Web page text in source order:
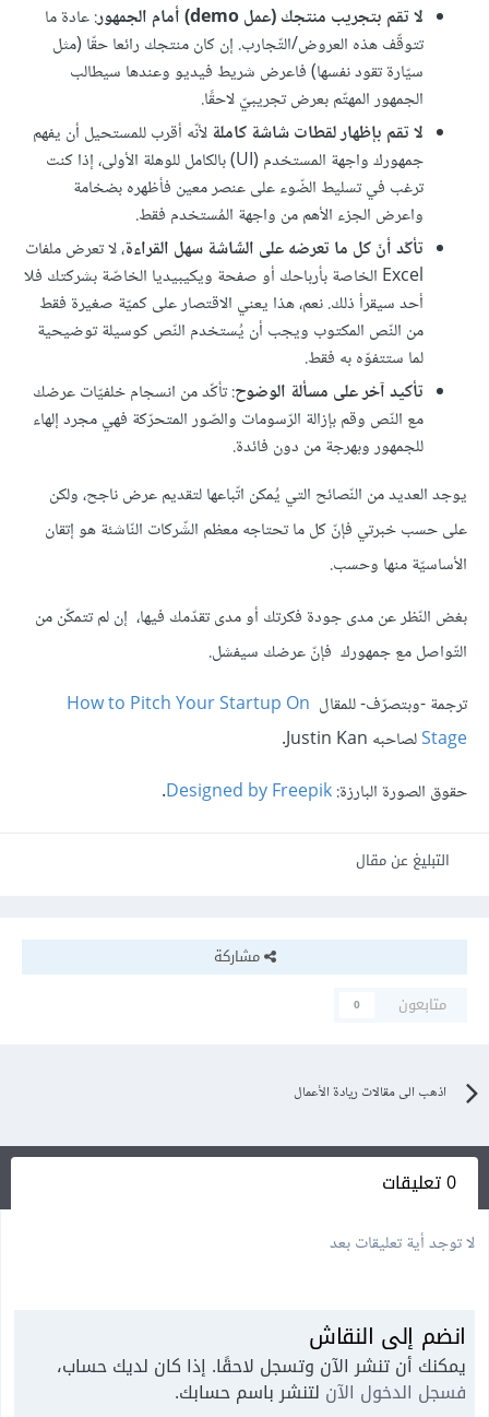
لا تقم بتجريب منتجك (عمل demo) أمام الجمهور
: عادة ما
تتوقّف هذه العروض/التّجارب. إن كان منتجك رائعا حقّا (مثل
سيّارة تقود نفسها) فاعرض شريط فيديو وعندها سيطالب
الجمهور المهتّم بعرض تجريبيّ لاحقًا.
لا تقم بإظهار لقطات شاشة كاملة لأنّه أقرب للمستحيل أن يفهم
جمهورك واجهة المستخدم (UI) بالكامل للوهلة الأولى، إذا كنت
ترغب في تسليط الضّوء على عنصر معين فأظهره بضخامة
واعرض الجزء الأهم من واجهة المُستخدم فقط.
تأكّد أنّ كل ما تعرضه على الشّاشة سهل القراءة، لا تعرض ملفات
Excel الخاصة بأرباحك أو صفحة ويكيبيديا الخاصّة بشركتك فلا
أحد سيقرأ ذلك. نعم، هذا يعني الاقتصار على كميّة صغيرة فقط
من النّص المكتوب ويجب أن يُستخدم النّص كوسيلة توضيحية
لما ستتفوّه به فقط.
تأكيد آخر على مسألة الوضوح: تأكّد من انسجام خلفيّات عرضك
مع النّص وقم بإزالة الرّسومات والصّور المتحرّكة فهي مجرد إلهاء
للجمهور وبهرجة من دون فائدة.
يوجد العديد من النّصائح التي يُمكن اتّباعها لتقديم عرض ناجح، ولكن
على حسب خبرتي فإنّ كل ما تحتاجه معظم الشّركات النّاشئة هو إتقان
الأساسيّة منها وحسب.
بغض النّظر عن مدى جودة فكرتك أو مدى تقدّمك فيها، إن لم تتمكّن من
التّواصل مع جمهورك فإنّ عرضك سيفشل.
ترجمة -وبتصرّف- للمقال How to Pitch Your Startup On
Stageلصاحبه Justin Kan.
حقوق الصورة البارزة:Designed by Freepik
.
التبليغ عن مقال
مشاركة
متابعون
0
اذهب الى مقالات ريادة الأعمال
0 تعليقات
لا توجد أية تعليقات بعد
انضم إلى النقاش
يمكنك أن تنشر الآن وتسجل لاحقًا. إذا كان لديك حساب،
فسجل الدخول الآن لتنشر باسم حسابك.